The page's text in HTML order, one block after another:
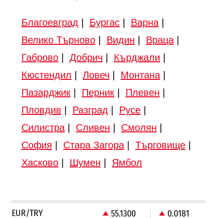
Благоевград Бургас| Варна|
Велико Търново| Видин Враца|
Габрово| Добрич Кърджали
Кюстендил
Ловеч Монтана|
Пазарджик| Перник| Плевен
Пловдив
Разград Русе|
Силистра| Сливен Смолян
София
Стара Загора| Търговище|
Хасково| Шумен Ямбол
EUR/TRY 55.1300 0.0181